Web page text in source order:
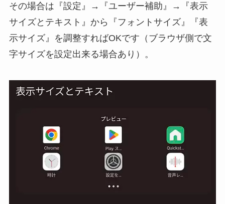
その場合は『設定』→『ユーザー補助』→『表示
サイズとテキスト』から『フォントサイズ』『表
示サイズ』を調整すればOKです（ブラウザ側で文
字サイズを設定出来る場合あり）。